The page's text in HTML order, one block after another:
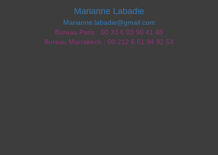
Marianne Labadie
Marianne.labadie@gmail.com
Bureau Paris : 00 33 6 03 90 41 48
Bureau Marrakech : 00 212 6 61 94 92 54